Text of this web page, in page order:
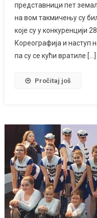
представници пет
на вом такмичењу су
које су у конкуренцији
Кореографија и наступ
па су се кући вратиле […]
Pročitaj još